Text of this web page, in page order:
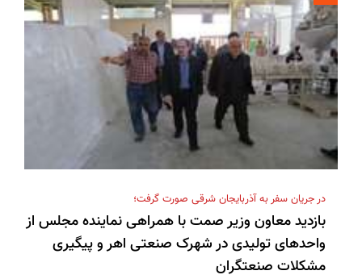
در جریان سفر به آذربایجان شرقی صورت گرفت؛
بازدید معاون وزیر صمت با همراهی نماینده مجلس از
واحدهای تولیدی در شهرک صنعتی اهر و پیگیری
مشکلات صنعتگران